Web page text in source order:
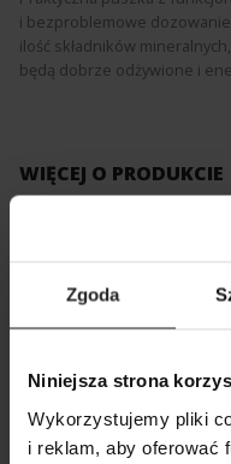
Zgoda
Niniejsza strona
Wykorzystujemy pliki
i reklam, aby oferować
i bezproblemowe
ilość składników
będą dobrze odżywione i
WIĘCEJ O PRODUKCIE
CZĘŚCI ZAMIENNE